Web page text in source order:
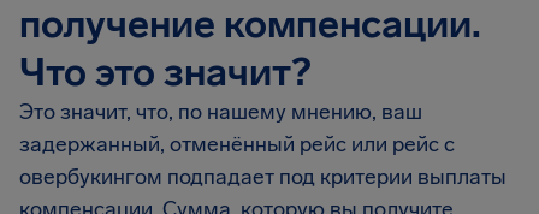
получение компенсации.
Что это значит?
Это значит, что, по нашему мнению, ваш
задержанный, отменённый рейс или рейс с
овербукингом подпадает под критерии выплаты